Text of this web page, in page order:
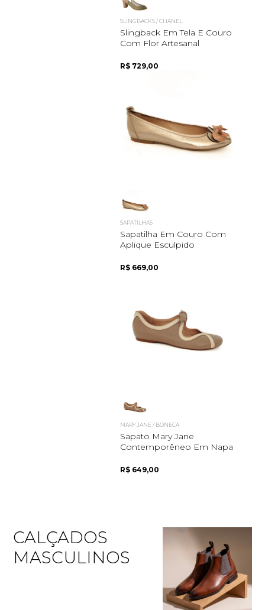
SLINGBACKS / CHANEL
Slingback Em Tela E Couro
Com Flor Artesanal
R$ 729,00
SAPATILHAS
Sapatilha Em Couro Com
Aplique Esculpido
R$ 669,00
MARY JANE / BONECA
Sapato Mary Jane
Contemporêneo Em Napa
R$ 649,00
CALÇADOS
MASCULINOS